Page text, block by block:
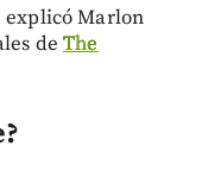
explicó Marlon
de The